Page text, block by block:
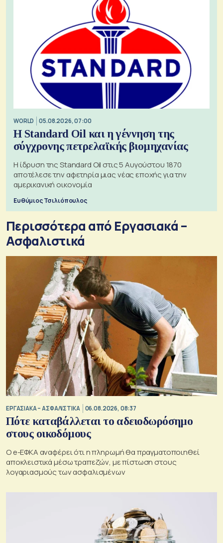
WORLD 05.08.2026, 07:00
Η Standard Oil και η γέννηση της
σύγχρονης πετρελαϊκής βιομηχανίας
Η ίδρυση της Standard Oil στις 5 Αυγούστου 1870
αποτέλεσε την αφετηρία μιας νέας εποχής για την
αμερικανική οικονομία
Ευθύμιος Τσιλιόπουλος
Περισσότερα από Εργασιακά –
Ασφαλιστικά
ΕΡΓΑΣΙΑΚΑ – ΑΣΦΑΛΙΣΤΙΚΑ 06.08.2026, 08:37
Πότε καταβάλλεται το αδειοδωρόσημο
στους οικοδόμους
O e-ΕΦΚΑ αναφέρει ότι η πληρωμή θα πραγματοποιηθεί
αποκλειστικά μέσω τραπεζών, με πίστωση στους
λογαριασμούς των ασφαλισμένων